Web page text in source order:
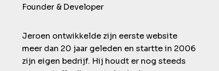
Founder & Developer
Jeroen ontwikkelde zijn eerste website
meer dan 20 jaar geleden en startte in 2006
zijn eigen bedrijf. Hij houdt er nog steeds